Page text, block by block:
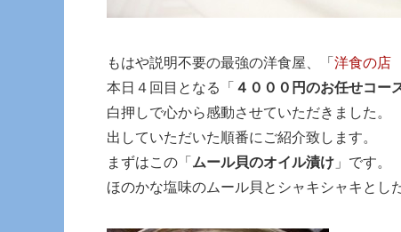
もはや説明不要の最強の洋食屋、「 洋食の店
本日４回目となる「 ４０００円のお任せコー
白押しで心から感動させていただきました。
出していただいた順番にご紹介致します。
まずはこの「 ムール貝のオイル漬け 」です。
ほのかな塩味のムール貝とシャキシャキとし